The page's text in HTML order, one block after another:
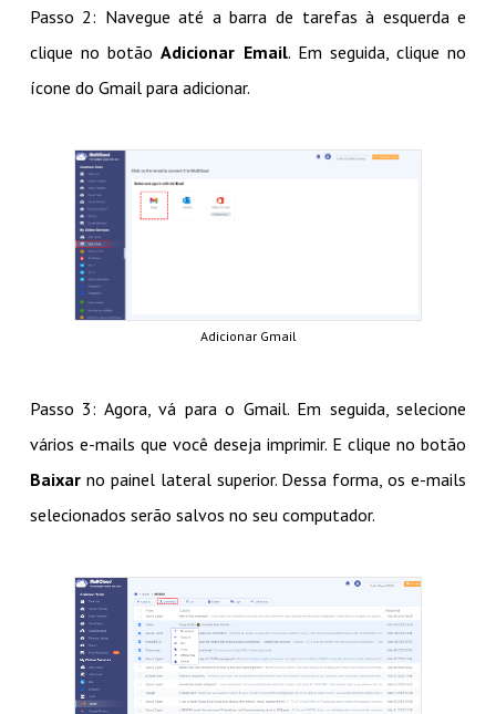
Passo 2: Navegue até a barra de tarefas à esquerda e
clique no botãoAdicionar Email. Em seguida, clique no
ícone do Gmail para adicionar.
Adicionar Gmail
Passo 3: Agora, vá para o Gmail. Em seguida, selecione
vários e-mails que você deseja imprimir. E clique no botão
Baixar no painel lateral superior. Dessa forma, os e-mails
selecionados serão salvos no seu computador.